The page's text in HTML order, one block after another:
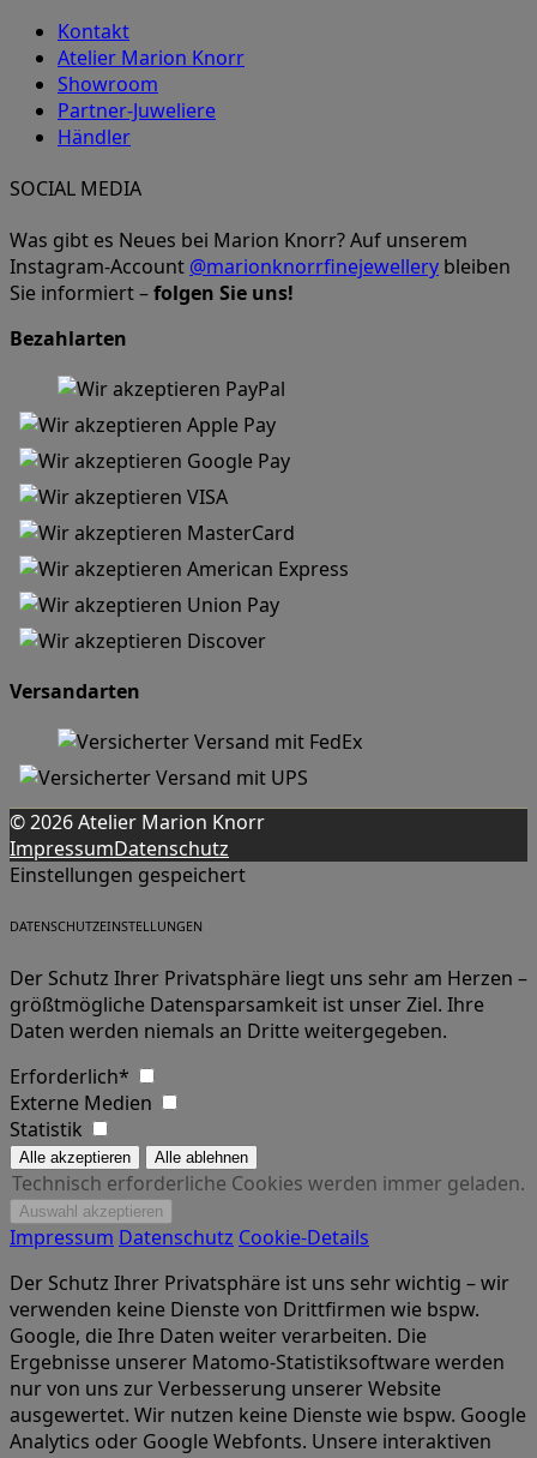
Kontakt
Atelier Marion Knorr
Showroom
Partner-Juweliere
Händler
SOCIAL MEDIA
Was gibt es Neues bei Marion Knorr? Auf unserem
Instagram-Account @marionknorrfinejewellery bleiben
Sie informiert –folgen Sie uns!
Bezahlarten
Versandarten
© 2026 Atelier Marion Knorr
ImpressumDatenschutz
Einstellungen gespeichert
DATENSCHUTZEINSTELLUNGEN
Der Schutz Ihrer Privatsphäre liegt uns sehr am Herzen –
größtmögliche Datensparsamkeit ist unser Ziel. Ihre
Daten werden niemals an Dritte weitergegeben.
Erforderlich*
Externe Medien
Statistik
Technisch erforderliche Cookies werden immer geladen.
Impressum Datenschutz Cookie-Details
Der Schutz Ihrer Privatsphäre ist uns sehr wichtig – wir
verwenden keine Dienste von Drittfirmen wie bspw.
Google, die Ihre Daten weiter verarbeiten. Die
Ergebnisse unserer Matomo-Statistiksoftware werden
nur von uns zur Verbesserung unserer Website
ausgewertet. Wir nutzen keine Dienste wie bspw. Google
Analytics oder Google Webfonts. Unsere interaktiven